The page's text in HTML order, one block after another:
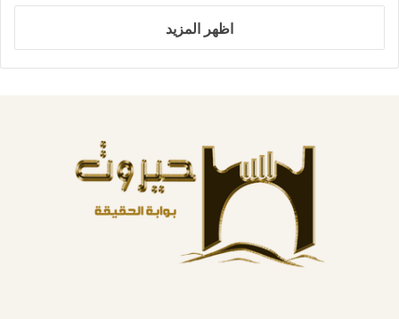
اظهر المزيد